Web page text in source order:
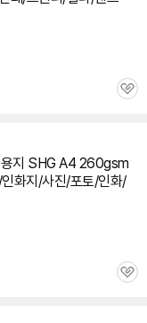
관
지 SHG A4 260gsm
인화지/사진/포토/인화/
관